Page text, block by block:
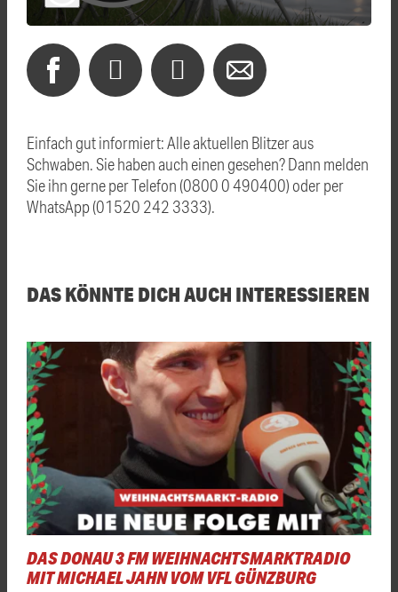
Einfach gut informiert: Alle aktuellen Blitzer aus
Schwaben. Sie haben auch einen gesehen? Dann melden
Sie ihn gerne per Telefon (0800 0 490400) oder per
WhatsApp (01520 242 3333).
DAS KÖNNTE DICH AUCH INTERESSIEREN
DAS DONAU 3 FM WEIHNACHTSMARKTRADIO
MIT MICHAEL JAHN VOM VFL GÜNZBURG